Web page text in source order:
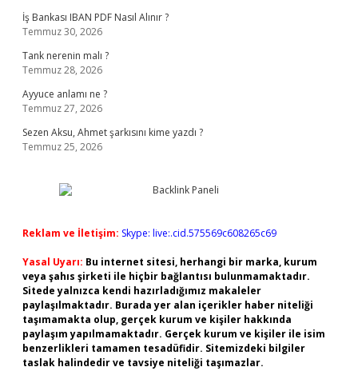
İş Bankası IBAN PDF Nasıl Alınır ?
Temmuz 30, 2026
Tank nerenin malı ?
Temmuz 28, 2026
Ayyuce anlamı ne ?
Temmuz 27, 2026
Sezen Aksu, Ahmet şarkısını kime yazdı ?
Temmuz 25, 2026
Reklam ve İletişim: Skype: live:.cid.575569c608265c69
Yasal Uyarı: Bu internet sitesi, herhangi bir marka, kurum
veya şahıs şirketi ile hiçbir bağlantısı bulunmamaktadır.
Sitede yalnızca kendi hazırladığımız makaleler
paylaşılmaktadır. Burada yer alan içerikler haber niteliği
taşımamakta olup, gerçek kurum ve kişiler hakkında
paylaşım yapılmamaktadır. Gerçek kurum ve kişiler ile isim
benzerlikleri tamamen tesadüfidir. Sitemizdeki bilgiler
taslak halindedir ve tavsiye niteliği taşımazlar.